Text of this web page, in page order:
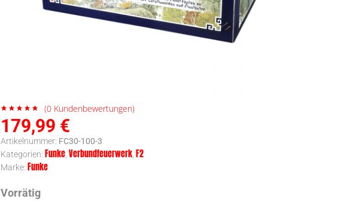
(0Kundenbewertungen)
179,99 €
Artikelnummer: FC30-100-3
Kategorien: Funke, Verbundfeuerwerk, F2
Marke: Funke
Vorrätig